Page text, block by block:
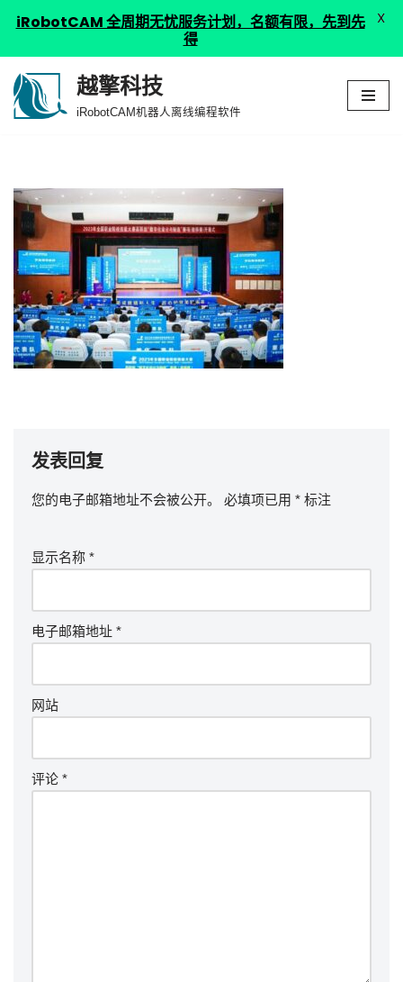
跳
越擎科技
iRobotCAM机器人离线编程软件
发表回复
您的电子邮箱地址不会被公开。 必填项已用 * 标注
显示名称 *
电子邮箱地址 *
网站
评论 *
iRobotCAM 全周期无忧服务计划，名额有限，先到先
得
X